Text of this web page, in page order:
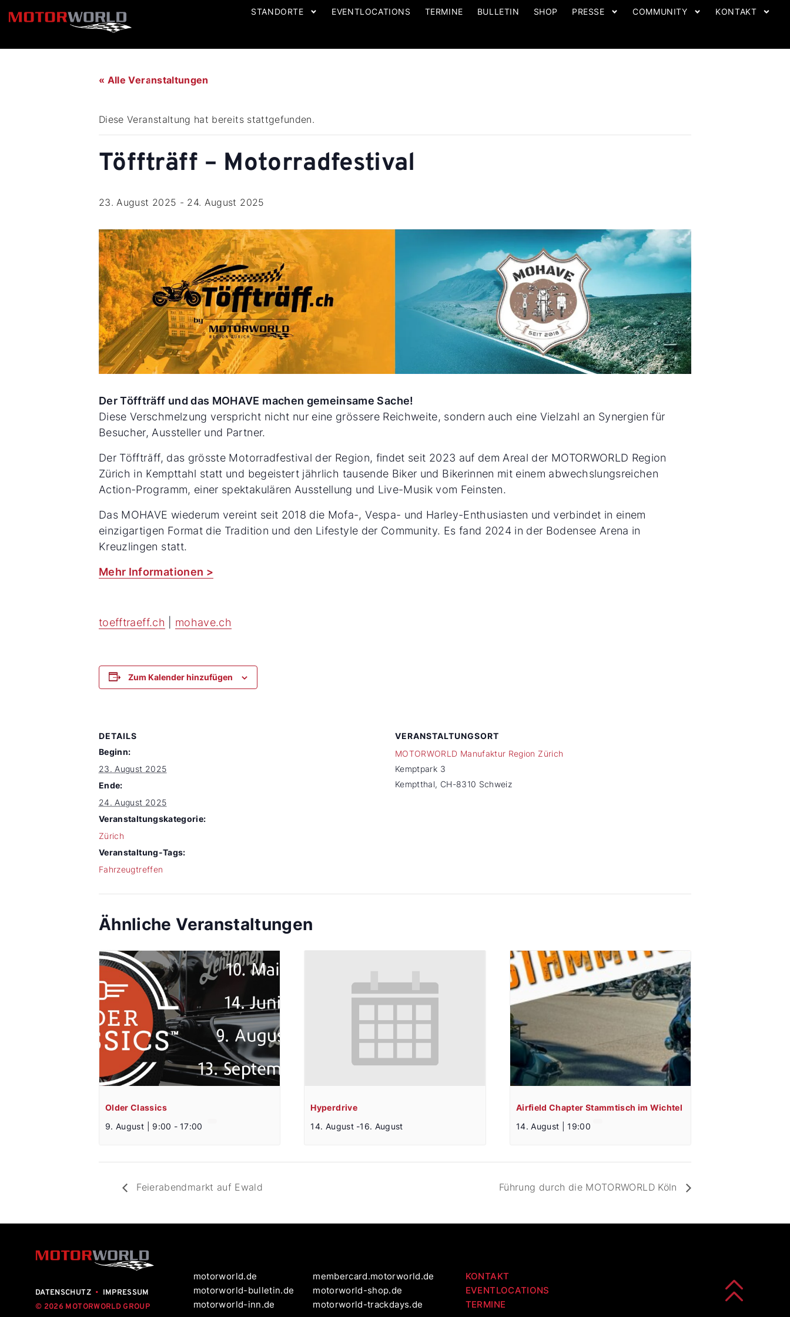
STANDORTE EVENTLOCATIONS TERMINE BULLETIN SHOP PRESSE COMMUNITY KONTAKT
« Alle Veranstaltungen
Diese Veranstaltung hat bereits stattgefunden.
Töffträff – Motorradfestival
23. August 2025 - 24. August 2025
Der Töffträff und das MOHAVE machen gemeinsame Sache!
Diese Verschmelzung verspricht nicht nur eine grössere Reichweite, sondern auch eine Vielzahl an Synergien für
Besucher, Aussteller und Partner.
Der Töffträff, das grösste Motorradfestival der Region, findet seit 2023 auf dem Areal der MOTORWORLD Region
Zürich in Kempttahl statt und begeistert jährlich tausende Biker und Bikerinnen mit einem abwechslungsreichen
Action-Programm, einer spektakulären Ausstellung und Live-Musik vom Feinsten.
Das MOHAVE wiederum vereint seit 2018 die Mofa-, Vespa- und Harley-Enthusiasten und verbindet in einem
einzigartigen Format die Tradition und den Lifestyle der Community. Es fand 2024 in der Bodensee Arena in
Kreuzlingen statt.
Mehr Informationen >
toefftraeff.ch mohave.ch
Zum Kalender hinzufügen
DETAILS
Beginn:
23. August 2025
Ende:
24. August 2025
Veranstaltungskategorie:
Zürich
Veranstaltung-Tags:
Fahrzeugtreffen
VERANSTALTUNGSORT
MOTORWORLD Manufaktur Region Zürich
Kemptpark 3
Kemptthal, CH-8310 Schweiz
Ähnliche Veranstaltungen
Older Classics
9. August | 9:00 - 17:00
Hyperdrive
14. August -16. August
Airfield Chapter Stammtisch im Wichtel
14. August | 19:00
Feierabendmarkt auf Ewald Führung durch die MOTORWORLD Köln
DATENSCHUTZ• IMPRESSUM
© 2026 MOTORWORLD GROUP
motorworld.de
motorworld-bulletin.de
motorworld-inn.de
membercard.motorworld.de
motorworld-shop.de
motorworld-trackdays.de
KONTAKT
EVENTLOCATIONS
TERMINE